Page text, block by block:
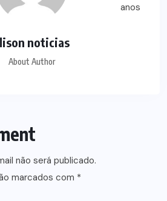
noticias
About Author
não será publicado.
marcados com *